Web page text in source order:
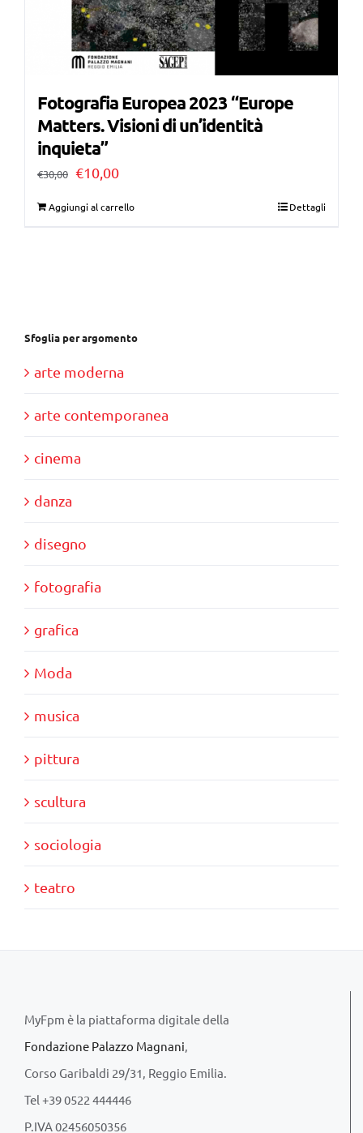
Fotografia Europea 2023 “Europe
Matters. Visioni di un’identità
inquieta”
€30,00 Il
€10,00Il
Aggiungi al carrello Dettagli
Sfoglia per argomento
arte moderna
arte contemporanea
cinema
danza
disegno
fotografia
grafica
Moda
musica
pittura
scultura
sociologia
teatro
MyFpm è la piattaforma digitale della
Fondazione Palazzo Magnani,
Corso Garibaldi 29/31, Reggio Emilia.
Tel +39 0522 444446
P.IVA 02456050356